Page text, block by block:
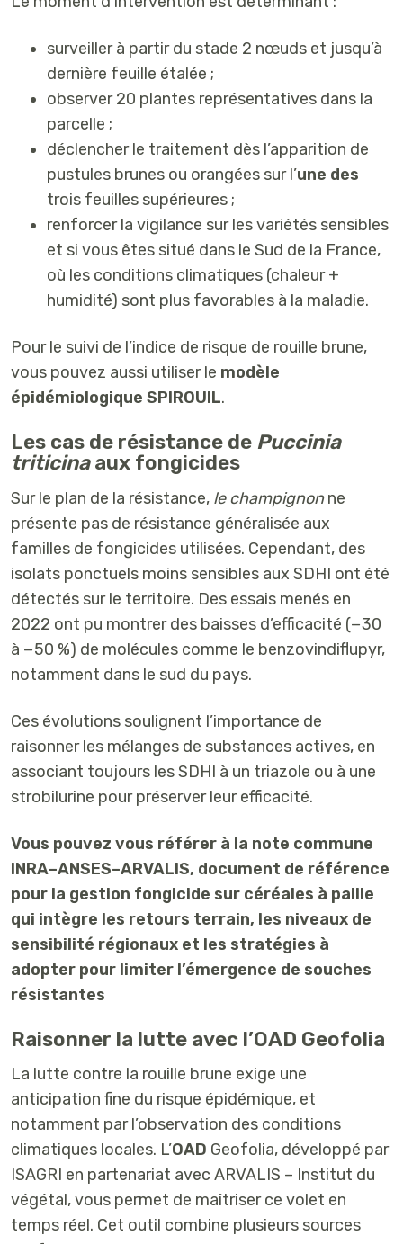
surveillerà partir du stade 2 nœuds et jusqu’à
dernière feuille étalée ;
observer 20 plantes représentatives dans la
parcelle ;
déclencher le traitement dès l’apparition de
pustules brunes ou orangées sur l’une des
trois feuilles supérieures ;
renforcer la vigilance sur lesvariétés sensibles
et si vous êtes situé dans le Sud de la France,
où les conditions climatiques (chaleur +
humidité) sont plus favorables à la maladie.
Pour le suivi de l’indice de risque de rouille brune,
vous pouvez aussi utiliser le modèle
épidémiologique SPIROUIL.
Les cas de résistance de Puccinia
triticinaaux fongicides
Sur le plan de la résistance, le champignonne
présente pas de résistance généralisée aux
familles de fongicides utilisées. Cependant, des
isolats ponctuels moins sensibles aux SDHI ont été
détectés sur le territoire. Des essais menés en
2022 ont pu montrer des baisses d’efficacité (−30
à −50 %) de molécules comme le benzovindiflupyr,
notamment dans le sud du pays.
Ces évolutions soulignent l’importance de
raisonner les mélanges de substances actives, en
associant toujours les SDHI à un triazole ou à une
strobilurine pourpréserver leur efficacité.
Vous pouvez vous référer à la note commune
INRA–ANSES–ARVALIS, document de référence
pour la gestion fongicide sur céréales à paille
qui intègre les retours terrain, les niveaux de
sensibilité régionaux et les stratégies à
adopter pour limiter l’émergence de souches
résistantes
Raisonner la lutte avec l’OAD Geofolia
La lutte contre la rouille brune exige une
anticipation fine du risque épidémique, et
notamment par l’observation des conditions
climatiques locales. L’OAD Geofolia, développé par
ISAGRI en partenariat avec ARVALIS – Institut du
végétal, vous permet de maîtriserce volet en
temps réel. Cet outil combine plusieurs sources